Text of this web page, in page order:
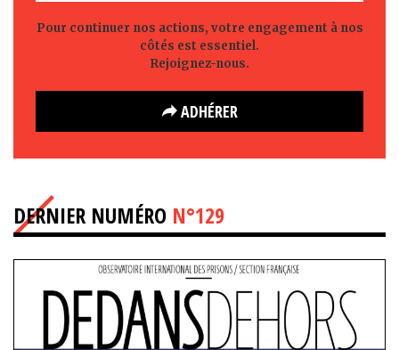
Pour continuer nos actions, votre engagement à nos
côtés est essentiel.
Rejoignez-nous.
ADHÉRER
DERNIER NUMÉRO N°129